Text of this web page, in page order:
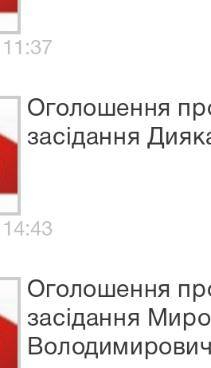
Оголошення
засідання
Оголошення
засідання